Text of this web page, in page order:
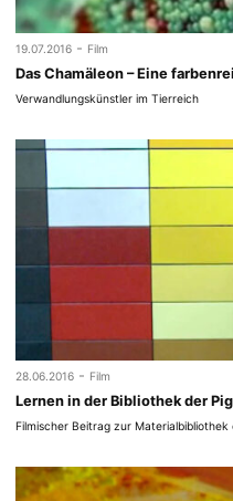
19.07.2016 - Film
Das Chamäleon – Eine
Verwandlungskünstler im Tierreich
28.06.2016 - Film
Lernen in der Bibliothek der
Filmischer Beitrag zur